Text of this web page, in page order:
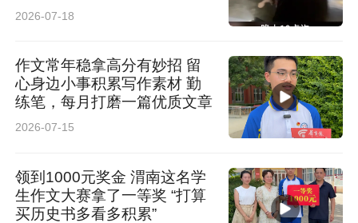
2026-07-18
作文常年稳拿高分有妙招 留
心身边小事积累写作素材 勤
练笔，每月打磨一篇优质文章
2026-07-15
领到1000元奖金 渭南这名学
生作文大赛拿了一等奖 “打算
买历史书多看多积累”